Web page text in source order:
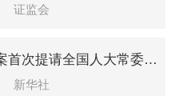
证监会
金融法草案首次提请全国人大常委会会议审议
新华社